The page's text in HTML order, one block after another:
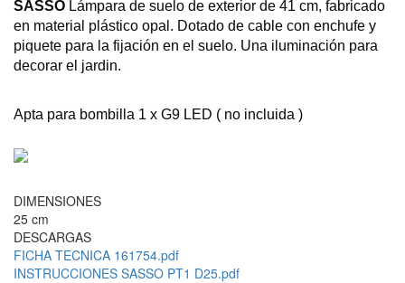
SASSO Lámpara de suelo de exterior de 41 cm, fabricado
en material plástico opal. Dotado de cable con enchufe y
piquete para la fijación en el suelo. Una iluminación para
decorar el jardin.
Apta para bombilla 1 x G9 LED ( no incluida )
DIMENSIONES
25 cm
DESCARGAS
FICHA TECNICA 161754.pdf
INSTRUCCIONES SASSO PT1 D25.pdf